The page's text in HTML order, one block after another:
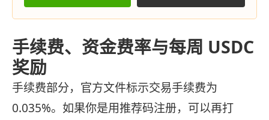
手续费、资金费率与每周 USDC
奖励
手续费部分，官方文件标示交易手续费为
0.035%。如果你是用推荐码注册，可以再打